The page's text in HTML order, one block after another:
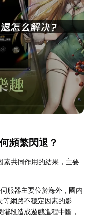
頻繁閃退？
素共同作用的結果，主要
服器主要位於海外，國内
等網路不穩定因素的影
段造成遊戲進程中斷，